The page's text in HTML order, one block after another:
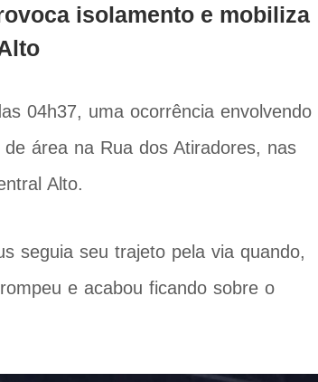
isolamento e mobiliza
04h37, uma ocorrência envolvendo
área na Rua dos Atiradores, nas
Alto.
seguia seu trajeto pela via quando,
e acabou ficando sobre o